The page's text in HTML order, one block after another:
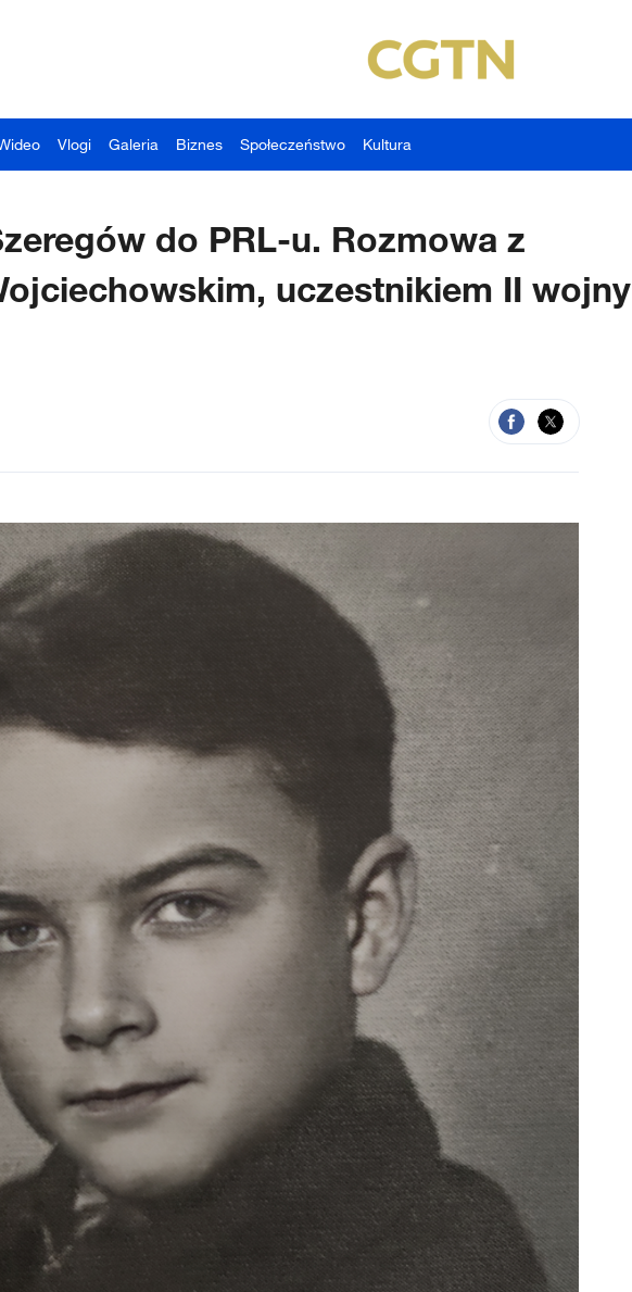
Vlogi Galeria Biznes Społeczeństwo Kultura
do PRL-u. Rozmowa z
uczestnikiem II wojny